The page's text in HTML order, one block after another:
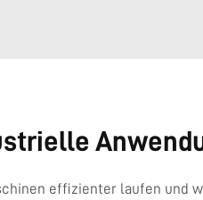
effizienter laufen und